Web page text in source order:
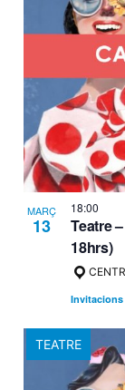
MARÇ
13
18:00
Teatre
18hrs)
Invitacions
TEATRE